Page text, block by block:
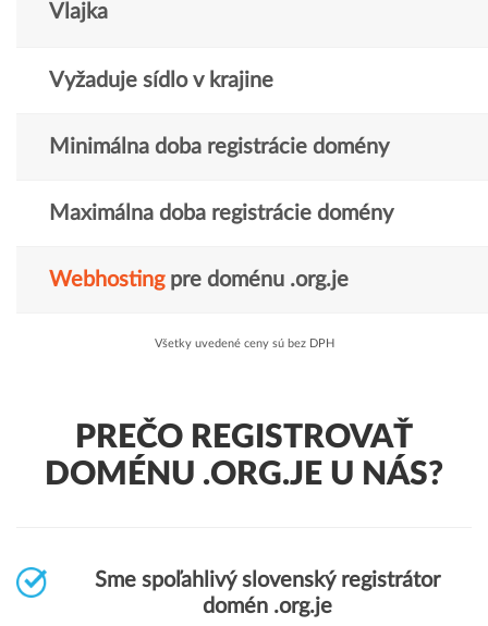
Vlajka
Vyžaduje sídlo v krajine
Minimálna doba registrácie domény
Maximálna doba registrácie domény
Webhostingpre doménu .org.je
Všetky uvedené ceny sú bez DPH
PREČO REGISTROVAŤ
DOMÉNU .ORG.JE U NÁS?
Sme spoľahlivý slovenský registrátor
domén .org.je